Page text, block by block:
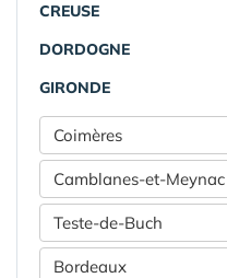
CREUSE
DORDOGNE
GIRONDE
Coimères
Camblanes-et-Meynac
Teste-de-Buch
Bordeaux